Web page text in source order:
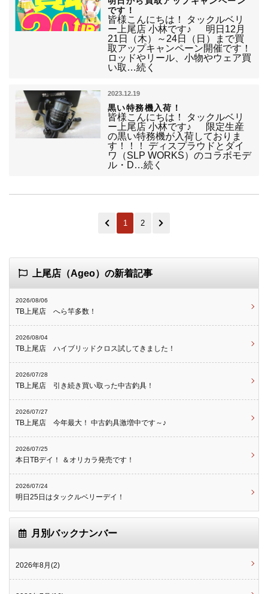
です！
皆様こんにちは！ タックルベリ
ー上尾店 小林です♪ 明日12月
21日（木）～24日（日）まで買
取アップキャンペーン開催です！
ロッドやリール、小物やウェア買
い取…続く
2023.12.19
黒い特務機入荷！
皆様こんにちは！ タックルベリ
ー上尾店 小林です♪ 限定生産
の黒い特務機が入荷しておりま
す！！！ ディスプラウドとダイ
ワ（SLP WORKS）のコラボモデ
ル・D…続く
1 2
上尾店（Ageo）の新着記事
2026/08/06
TB上尾店 へら竿多数！
2026/08/04
TB上尾店 ハイブリッドクロス試してきました！
2026/07/28
TB上尾店 引き続き買い取った中古釣具！
2026/07/27
TB上尾店 今年最大！ 中古釣具激増中です～♪
2026/07/25
本日TBデイ！ ＆オリカラ発売です！
2026/07/24
明日25日はタックルベリーデイ！
月別バックナンバー
2026年8月(2)